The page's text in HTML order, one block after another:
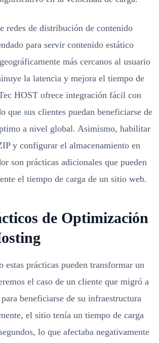
redes de distribución de contenido
para servir contenido estático
más cercanos al usuario
la latencia y mejora el tiempo de
HOST ofrece integración fácil con
que sus clientes puedan beneficiarse de
a nivel global. Asimismo, habilitar
y configurar el almacenamiento en
son prácticas adicionales que pueden
el tiempo de carga de un sitio web.
de Optimización
estas prácticas pueden transformar un
el caso de un cliente que migró a
beneficiarse de su infraestructura
el sitio tenía un tiempo de carga
lo que afectaba negativamente